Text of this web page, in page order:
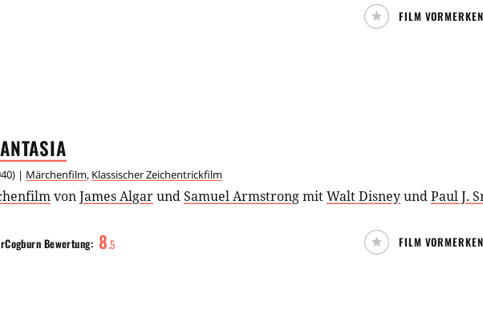
FILM VORMERKEN
) | Märchenfilm, Klassischer Zeichentrickfilm
vonJames AlgarundSamuel ArmstrongmitWalt DisneyundPaul J.
Bewertung: 8.5 FILM VORMERKEN